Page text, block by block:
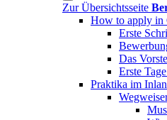
Zur Übersichtsseite
How to apply in
Erste
Das
Erste
Praktika im